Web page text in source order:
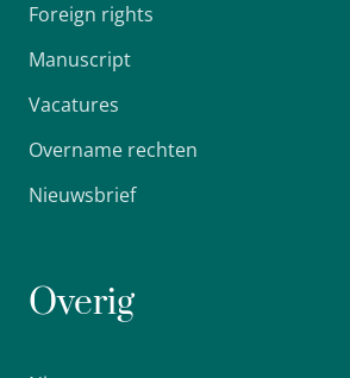
Foreign rights
Manuscript
Vacatures
Overname rechten
Nieuwsbrief
Overig